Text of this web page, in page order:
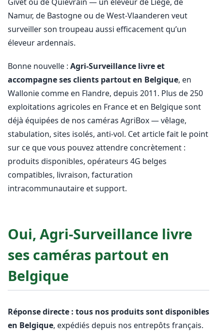
Namur, de Bastogne ou de West-Vlaanderen veut
surveiller son troupeau aussi efficacement qu’un
éleveur ardennais.
Bonne nouvelle : Agri-Surveillance livre et
accompagne ses clients partout en Belgique, en
Wallonie comme en Flandre, depuis 2011. Plus de 250
exploitations agricoles en France et en Belgique sont
déjà équipées de nos caméras AgriBox — vêlage,
stabulation, sites isolés, anti-vol. Cet article fait le point
sur ce que vous pouvez attendre concrètement :
produits disponibles, opérateurs 4G belges
compatibles, livraison, facturation
intracommunautaire et support.
Oui, Agri-Surveillance livre
ses caméras partout en
Belgique
Réponse directe : tous nos produits sont disponibles
en Belgique, expédiés depuis nos entrepôts français.